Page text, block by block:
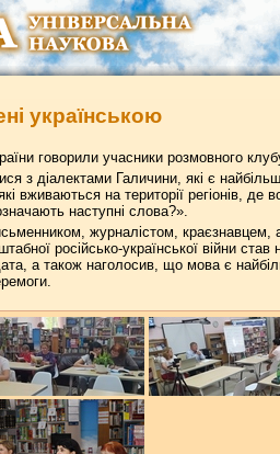
українською
говорили учасники розмовного
з діалектами Галичини, які є
вживаються на території регіонів,
наступні слова?».
журналістом,
російсько-української війни
а також наголосив, що мова є